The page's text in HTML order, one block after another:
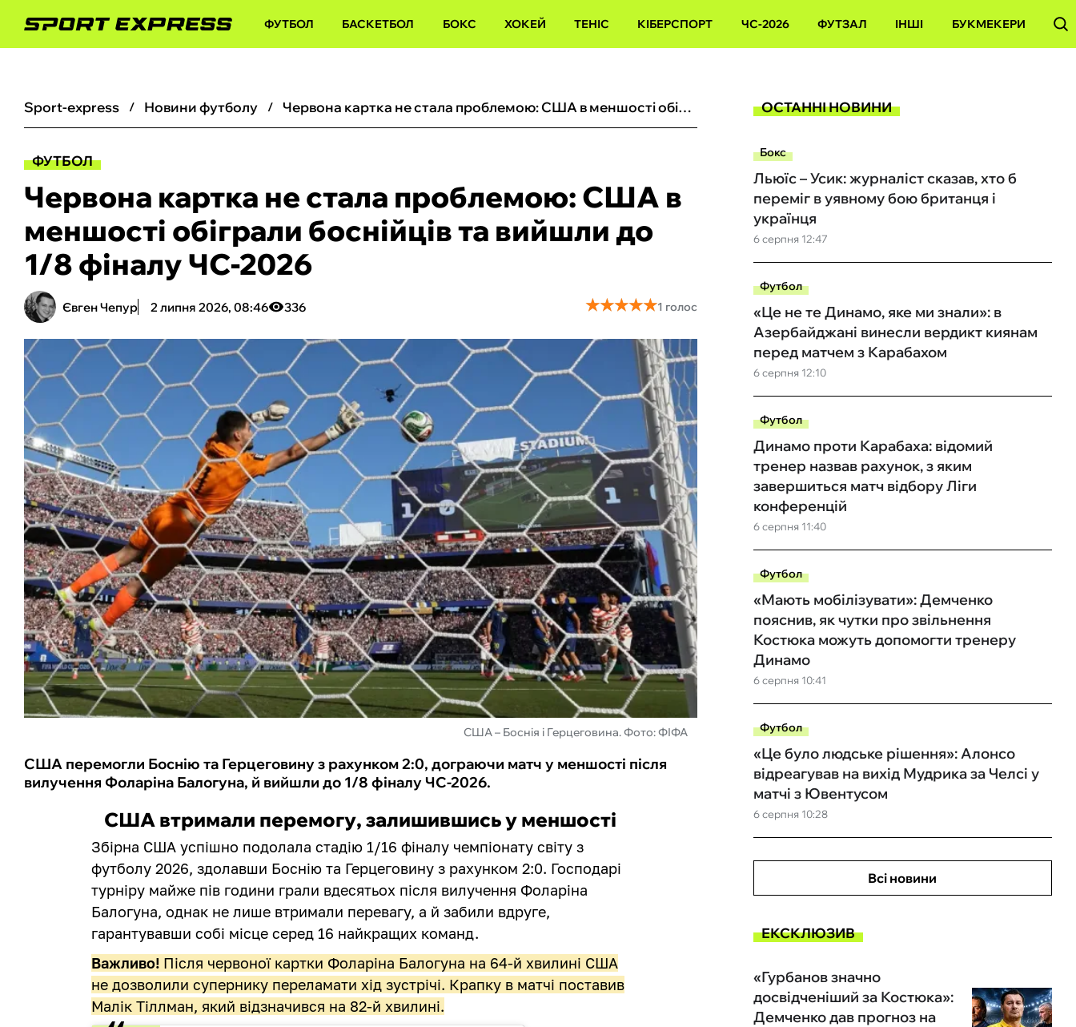
ФУТБОЛ БАСКЕТБОЛ БОКС ХОКЕЙ ТЕНІС КІБЕРСПОРТ ЧС-2026 ФУТЗАЛ ІНШІ БУКМЕКЕРИ
sport-express новини футболу Червона картка не стала проблемою: США в меншості обіграли боснійців та вийшли до 1/8 фіналу ЧС-2026
ФУТБОЛ
Червона картка не стала проблемою: США в
меншості обіграли боснійців та вийшли до
1/8 фіналу ЧС-2026
Євген Чепур 2 липня 2026, 08:46 336 ★★★★★
★★★★★1 голос
США – Боснія і Герцеговина. Фото: ФІФА
США перемогли Боснію та Герцеговину з рахунком 2:0, дограючи матч у меншості після
вилучення Фоларіна Балогуна, й вийшли до 1/8 фіналу ЧС-2026.
США втримали перемогу, залишившись у меншості
Збірна США успішно подолала стадію 1/16 фіналу чемпіонату світу з
футболу 2026, здолавши Боснію та Герцеговину з рахунком 2:0. Господарі
турніру майже пів години грали вдесятьох після вилучення Фоларіна
Балогуна, однак не лише втримали перевагу, а й забили вдруге,
гарантувавши собі місце серед 16 найкращих команд.
Важливо! Після червоної картки Фоларіна Балогуна на 64-й хвилині США
не дозволили супернику переламати хід зустрічі. Крапку в матчі поставив
Малік Тіллман, який відзначився на 82-й хвилині.
ОСТАННІ НОВИНИ
Бокс
6 серпня 12:47
Льюїс – Усик: журналіст сказав, хто б
переміг в уявному бою британця і
українця
Футбол
6 серпня 12:10
«Це не те Динамо, яке ми знали»: в
Азербайджані винесли вердикт киянам
перед матчем з Карабахом
Футбол
6 серпня 11:40
Динамо проти Карабаха: відомий
тренер назвав рахунок, з яким
завершиться матч відбору Ліги
конференцій
Футбол
6 серпня 10:41
«Мають мобілізувати»: Демченко
пояснив, як чутки про звільнення
Костюка можуть допомогти тренеру
Динамо
Футбол
6 серпня 10:28
«Це було людське рішення»: Алонсо
відреагував на вихід Мудрика за Челсі у
матчі з Ювентусом
Всі новини
ЕКСКЛЮЗИВ
«Гурбанов значно
досвідченіший за Костюка»:
Демченко дав прогноз на